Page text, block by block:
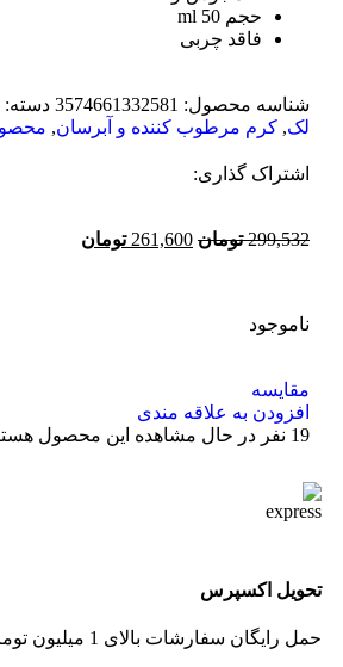
حجم 50 ml
فاقد چربی
شناسه محصول: 3574661332581 دسته:
لک, کرم مرطوب کننده و آبرسان,
اشتراک گذاری:
299,532 تومان 261,600 تومان
ناموجود
مقایسه
افزودن به علاقه مندی
19 نفر در حال مشاهده این محصول
تحویل اکسپرس
حمل رایگان سفارشات بالای 1 میلیون تومان